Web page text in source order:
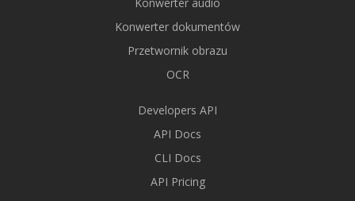
Konwerter dokumentów
Przetwornik obrazu
OCR
Developers API
API Docs
CLI Docs
API Pricing